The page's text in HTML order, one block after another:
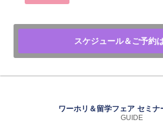
スケジュール＆ご予約
ワーホリ＆留学フェア セミナ
GUIDE